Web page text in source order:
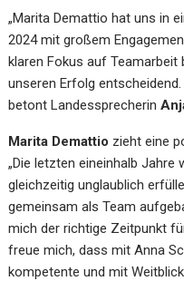
„Marita Demattio hat uns in
2024 mit großem
klaren Fokus auf
unseren Erfolg
betont Landessprecherin
Marita Demattio zieht eine
„Die letzten eineinhalb
gleichzeitig unglaublich
gemeinsam als Team
mich der richtige Zeitpunkt
freue mich, dass mit Anna
kompetente und mit